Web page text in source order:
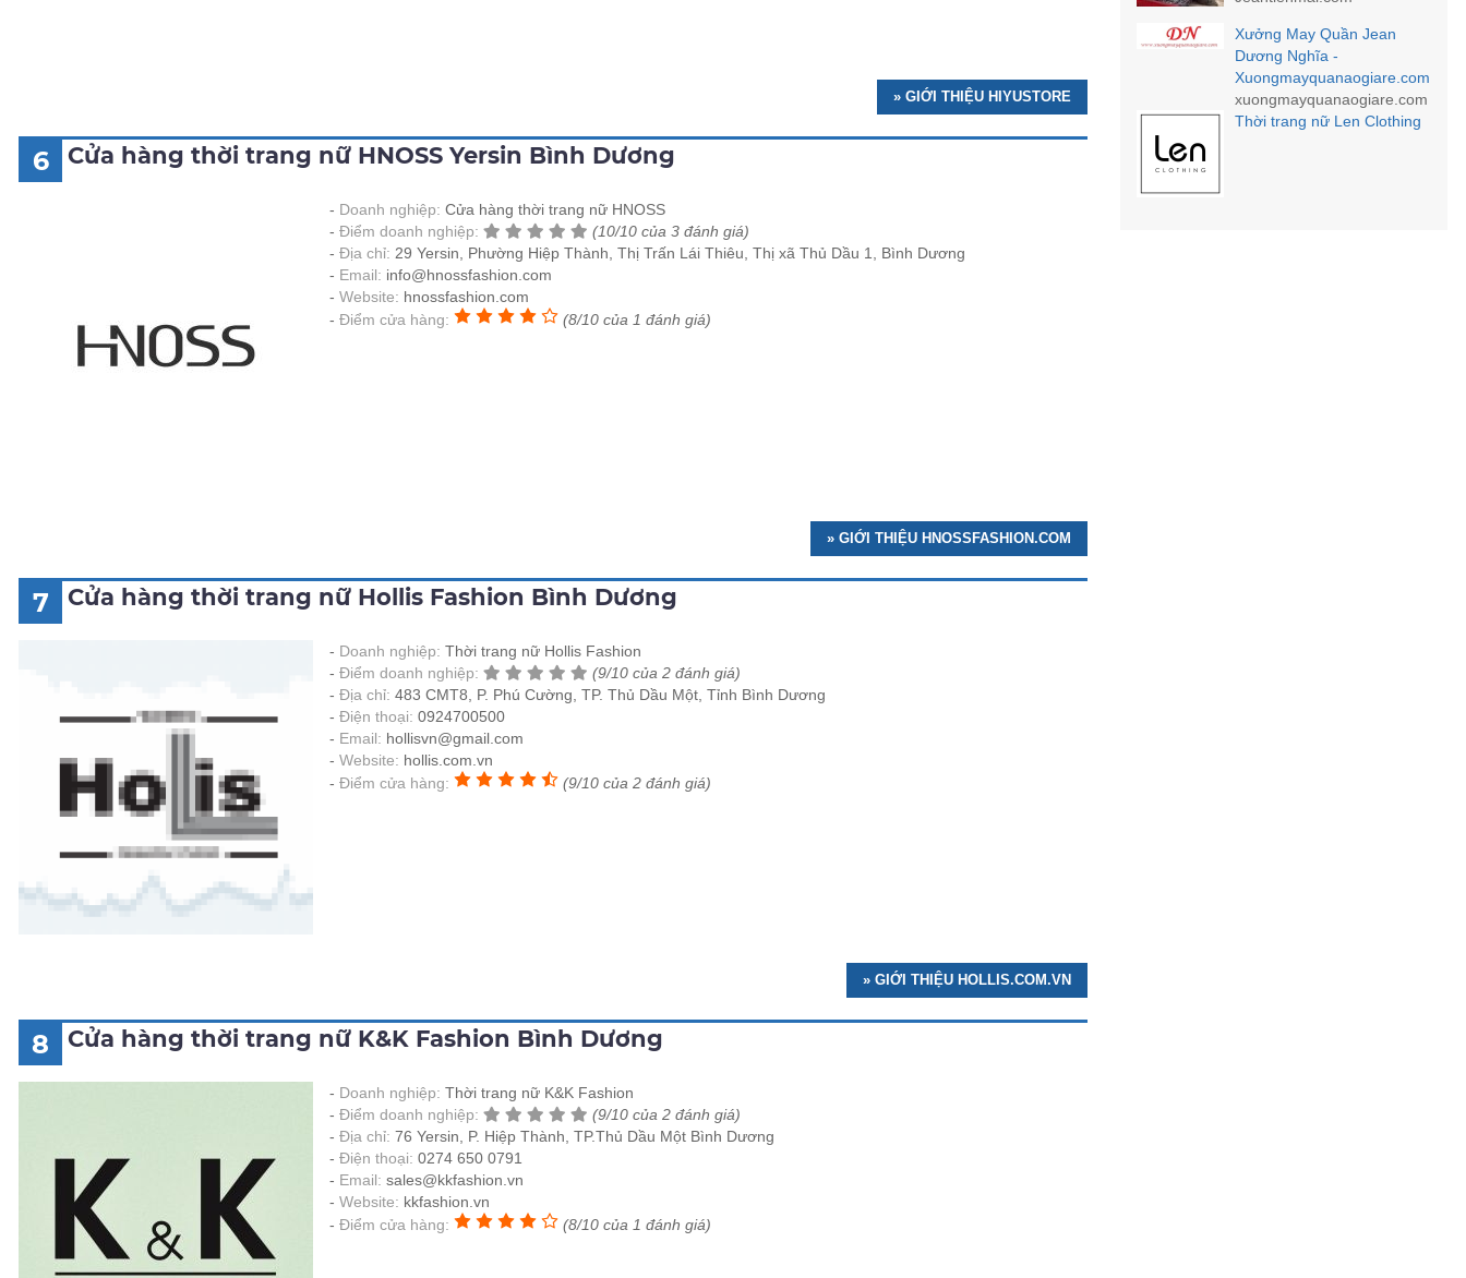
» GIỚI THIỆU HIYUSTORE
6 Cửa hàng thời trang nữ HNOSS Yersin Bình Dương
Doanh nghiệp: Cửa hàng thời trang nữ HNOSS
Điểm doanh nghiệp:
(10/10 của 3 đánh giá)
Địa chỉ: 29 Yersin, Phường Hiệp Thành, Thị Trấn Lái Thiêu, Thị xã Thủ Dầu 1, Bình Dương
Email: info@hnossfashion.com
Website: hnossfashion.com
Điểm cửa hàng:
(8/10 của 1 đánh giá)
» GIỚI THIỆU HNOSSFASHION.COM
7 Cửa hàng thời trang nữ Hollis Fashion Bình Dương
Doanh nghiệp: Thời trang nữ Hollis Fashion
Điểm doanh nghiệp:
(9/10 của 2 đánh giá)
Địa chỉ: 483 CMT8, P. Phú Cường, TP. Thủ Dầu Một, Tỉnh Bình Dương
Điện thoại: 0924700500
Email: hollisvn@gmail.com
Website: hollis.com.vn
Điểm cửa hàng:
(9/10 của 2 đánh giá)
» GIỚI THIỆU HOLLIS.COM.VN
8 Cửa hàng thời trang nữ K&K Fashion Bình Dương
Doanh nghiệp: Thời trang nữ K&K Fashion
Điểm doanh nghiệp:
(9/10 của 2 đánh giá)
Địa chỉ: 76 Yersin, P. Hiệp Thành, TP.Thủ Dầu Một Bình Dương
Điện thoại: 0274 650 0791
Email: sales@kkfashion.vn
Website: kkfashion.vn
Điểm cửa hàng:
(8/10 của 1 đánh giá)
Xưởng May Quần Jean
Dương Nghĩa -
Xuongmayquanaogiare.com
xuongmayquanaogiare.com
Thời trang nữ Len Clothing